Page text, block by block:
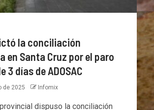
la conciliación
en Santa Cruz por el paro
3 días de ADOSAC
de 2025 Infomix
dispuso la conciliación